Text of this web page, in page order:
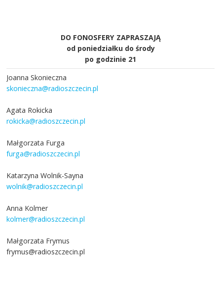
DO FONOSFERY ZAPRASZAJĄ
od poniedziałku do środy
po godzinie 21
Joanna Skonieczna
skonieczna@radioszczecin.pl
Agata Rokicka
rokicka@radioszczecin.pl
Małgorzata Furga
furga@radioszczecin.pl
Katarzyna Wolnik-Sayna
wolnik@radioszczecin.pl
Anna Kolmer
kolmer@radioszczecin.pl
Małgorzata Frymus
frymus@radioszczecin.pl